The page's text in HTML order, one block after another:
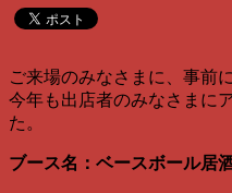
ご来場のみなさまに、事前
今年も出店者のみなさまに
た。
ブース名：ベースボール居